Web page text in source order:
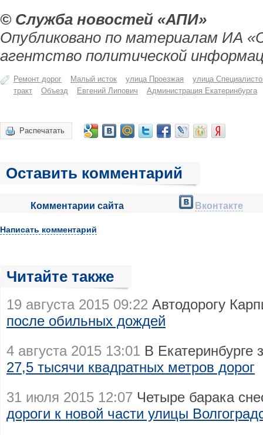
© Служба новостей «АПИ»
Опубликовано по материалам ИА
агентство политической
Ремонт дорог Малый исток улица Проезжая
улица
тракт
Объезд Евгений Липович Администрация Екатеринбурга
Распечатать
Оставить комментарий
Комментарии сайта Вконтакте
Написать комментарий
Читайте также
19 августа 2015 09:22 Автодорогу
после обильных дождей
4 августа 2015 13:01 В Екатеринбурге
27,5 тысячи квадратных метров дорог
31 июля 2015 12:07 Четыре барака
дороги к новой части улицы